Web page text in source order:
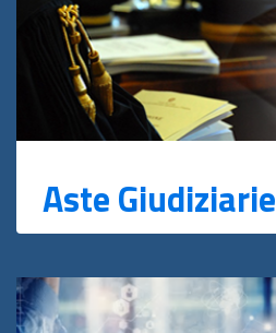
Aste Giudiziarie